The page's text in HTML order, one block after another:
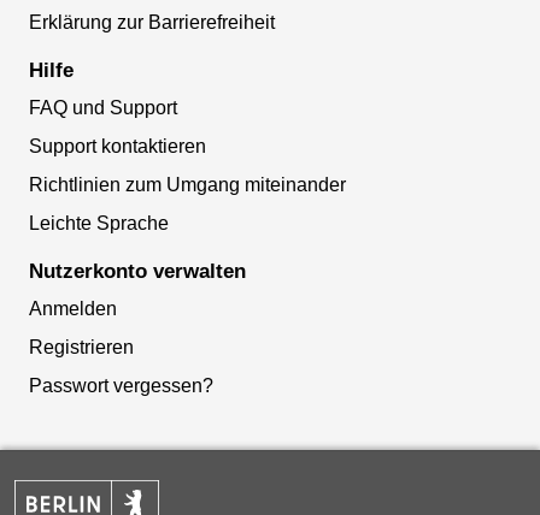
Erklärung zur Barrierefreiheit
Hilfe
FAQ und Support
Support kontaktieren
Richtlinien zum Umgang miteinander
Leichte Sprache
Nutzerkonto verwalten
Anmelden
Registrieren
Passwort vergessen?